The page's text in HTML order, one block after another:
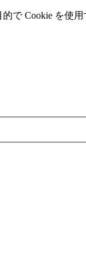
で Cookie を使